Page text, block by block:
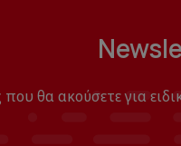
θα ακούσετε για